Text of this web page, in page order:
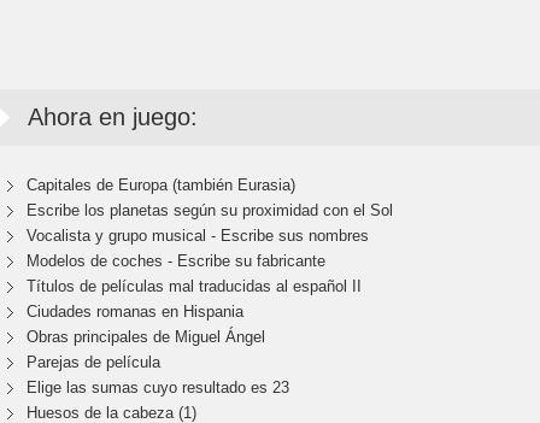
Ahora en juego:
Capitales de Europa (también Eurasia)
Escribe los planetas según su proximidad con el Sol
Vocalista y grupo musical - Escribe sus nombres
Modelos de coches - Escribe su fabricante
Títulos de películas mal traducidas al español II
Ciudades romanas en Hispania
Obras principales de Miguel Ángel
Parejas de película
Elige las sumas cuyo resultado es 23
Huesos de la cabeza (1)